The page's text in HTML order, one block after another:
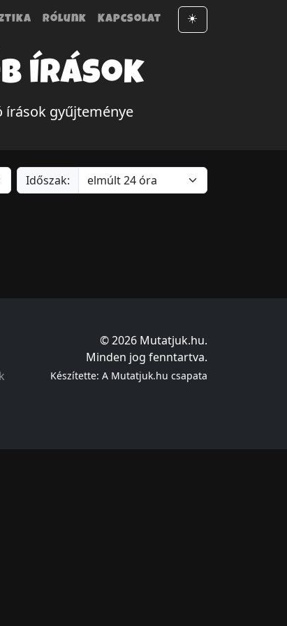
Rólunk Kapcsolat ☀️
írások
írások gyűjteménye
Időszak:
© 2026 Mutatjuk.hu.
Minden jog fenntartva.
Készítette: A Mutatjuk.hu csapata